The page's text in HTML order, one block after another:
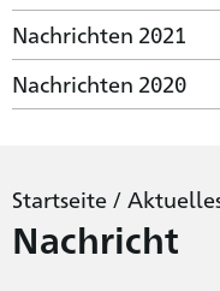
Nachrichten 2021
Nachrichten 2020
Startseite /
Nachricht